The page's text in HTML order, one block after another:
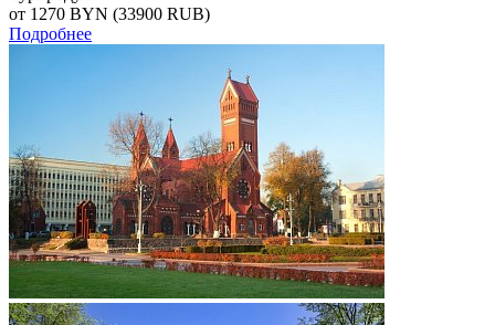
от 1270 BYN (33900 RUB)
Подробнее